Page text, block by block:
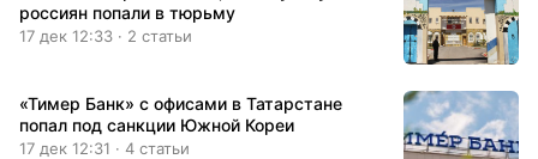
россиян попали в тюрьму
17 дек 12:33 · 2 статьи
«Тимер Банк» с офисами в Татарстане
попал под санкции Южной Кореи
17 дек 12:31 · 4 статьи